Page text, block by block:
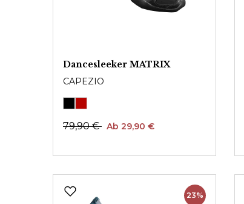
Dancesleeker MATRIX
CAPEZIO
79,90 € Ab 29,90 €
23%